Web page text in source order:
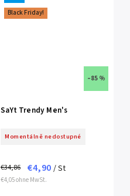
Black Friday!
–85 %
SaYt Trendy Men's
Momentálně nedostupné
€4,05 ohne MwSt.
€34,86 €4,90 / St